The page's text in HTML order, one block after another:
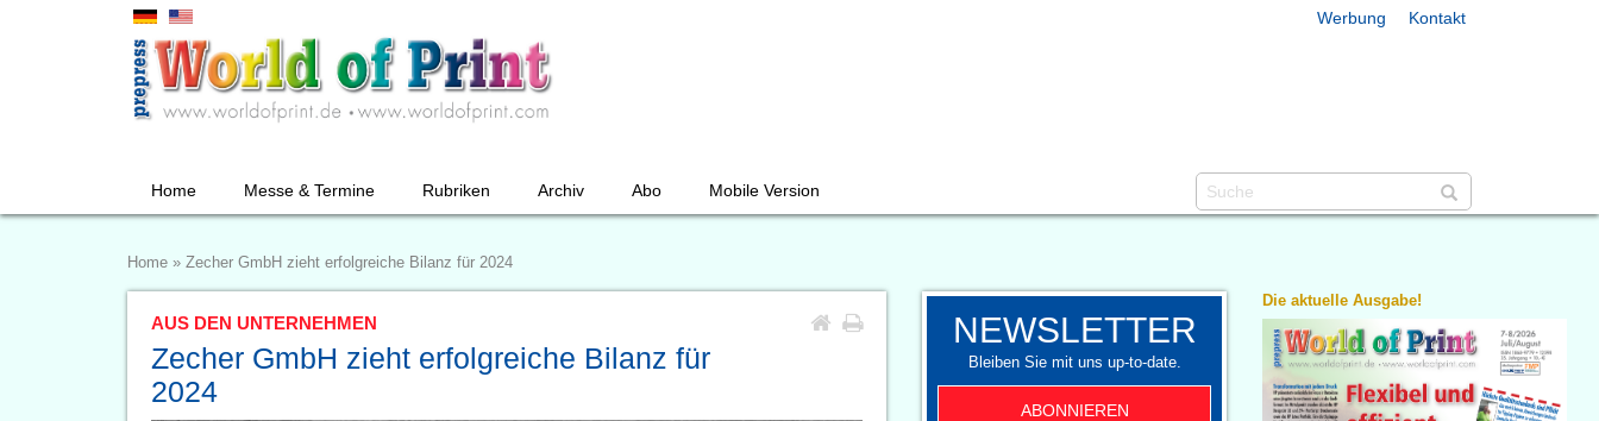
Werbung Kontakt
Home Messe & Termine Rubriken Archiv Abo Mobile Version
Home » Zecher GmbH zieht erfolgreiche Bilanz für 2024
AUS DEN UNTERNEHMEN
Zecher GmbH zieht erfolgreiche Bilanz für
2024
NEWSLETTER
Bleiben Sie mit uns up-to-date.
ABONNIEREN
Die aktuelle Ausgabe!